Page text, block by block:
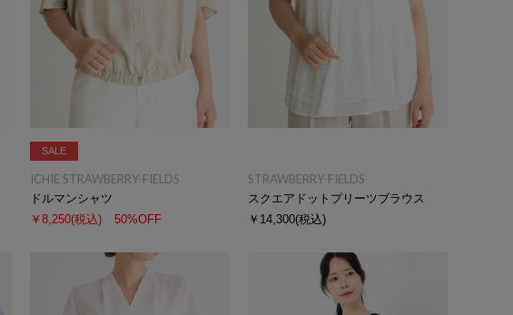
SALE
ICHIE STRAWBERRY-FIELDS
ドルマンシャツ
￥8,250(税込) 50%OFF
STRAWBERRY-FIELDS
スクエアドットプリーツブラウス
￥14,300(税込)